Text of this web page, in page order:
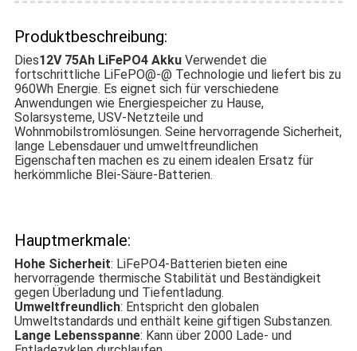
Produktbeschreibung:
Dies12V 75Ah LiFePO4 Akku Verwendet die
fortschrittliche LiFePO@-@ Technologie und liefert bis zu
960Wh Energie. Es eignet sich für verschiedene
Anwendungen wie Energiespeicher zu Hause,
Solarsysteme, USV-Netzteile und
Wohnmobilstromlösungen. Seine hervorragende Sicherheit,
lange Lebensdauer und umweltfreundlichen
Eigenschaften machen es zu einem idealen Ersatz für
herkömmliche Blei-Säure-Batterien.
Hauptmerkmale:
Hohe Sicherheit: LiFePO4-Batterien bieten eine
hervorragende thermische Stabilität und Beständigkeit
gegen Überladung und Tiefentladung.
Umweltfreundlich: Entspricht den globalen
Umweltstandards und enthält keine giftigen Substanzen.
Lange Lebensspanne: Kann über 2000 Lade- und